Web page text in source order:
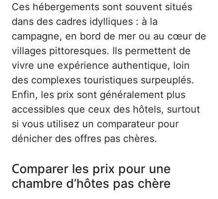
Ces hébergements sont souvent situés
dans des cadres idylliques : à la
campagne, en bord de mer ou au cœur de
villages pittoresques. Ils permettent de
vivre une expérience authentique, loin
des complexes touristiques surpeuplés.
Enfin, les prix sont généralement plus
accessibles que ceux des hôtels, surtout
si vous utilisez un comparateur pour
dénicher des offres pas chères.
Comparer les prix pour une
chambre d’hôtes pas chère